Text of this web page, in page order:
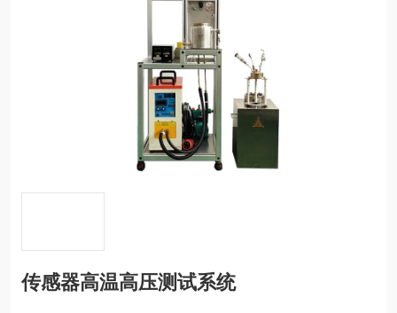
传感器高温高压测试系统